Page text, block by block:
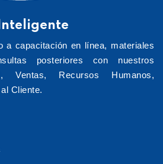
a capacitación en línea, materiales
posteriores con nuestros
Ventas, Recursos Humanos,
Cliente.